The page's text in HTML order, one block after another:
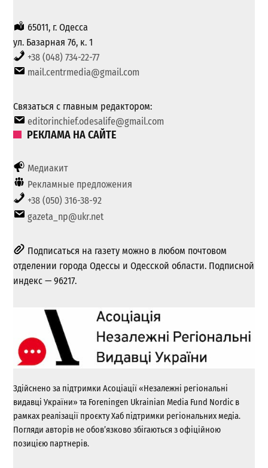
65011, г. Одесса
ул. Базарная 76, к. 1
+38 (048) 734-22-77
mail.centrmedia@gmail.com
Связаться с главным редактором:
editorinchief.odesalife@gmail.com
РЕКЛАМА НА САЙТЕ
Медиакит
Рекламные предложения
+38 (050) 316-38-92
gazeta_np@ukr.net
Подписаться на газету можно в любом почтовом
отделении города Одессы и Одесской области. Подписной
индекс — 96217.
Здійснено за підтримки Асоціації «Незалежні регіональні
видавці України» та Foreningen Ukrainian Media Fund Nordic в
рамках реалізації проєкту Хаб підтримки регіональних медіа.
Погляди авторів не обов’язково збігаються з офіційною
позицією партнерів.